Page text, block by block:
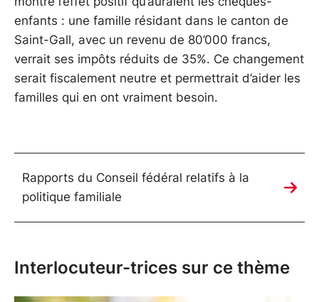
enfants : une famille résidant dans le canton de
Saint-Gall, avec un revenu de 80’000 francs,
verrait ses impôts réduits de 35%. Ce changement
serait fiscalement neutre et permettrait d’aider les
familles qui en ont vraiment besoin.
Rapports du Conseil fédéral relatifs à la
politique familiale
Interlocuteur-trices sur ce thème